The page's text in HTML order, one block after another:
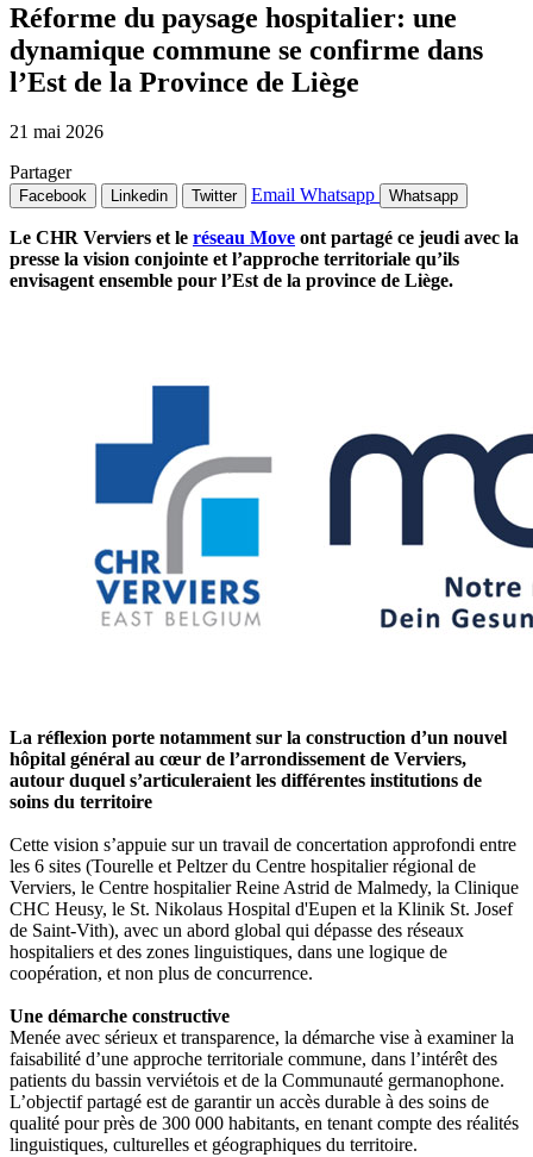
Réforme du paysage hospitalier: une
dynamique commune se confirme dans
l’Est de la Province de Liège
21 mai 2026
Partager
Facebook Linkedin Twitter Email Whatsapp Whatsapp
Le CHR Verviers et le réseau Move ont partagé ce jeudi avec la
presse la vision conjointe et l’approche territoriale qu’ils
envisagent ensemble pour l’Est de la province de Liège.
La réflexion porte notamment sur la construction d’un nouvel
hôpital général au cœur de l’arrondissement de Verviers,
autour duquel s’articuleraient les différentes institutions de
soins du territoire
Cette vision s’appuie sur un travail de concertation approfondi entre
les 6 sites (Tourelle et Peltzer du Centre hospitalier régional de
Verviers, le Centre hospitalier Reine Astrid de Malmedy, la Clinique
CHC Heusy, le St. Nikolaus Hospital d'Eupen et la Klinik St. Josef
de Saint-Vith), avec un abord global qui dépasse des réseaux
hospitaliers et des zones linguistiques, dans une logique de
coopération, et non plus de concurrence.
Une démarche constructive
Menée avec sérieux et transparence, la démarche vise à examiner la
faisabilité d’une approche territoriale commune, dans l’intérêt des
patients du bassin verviétois et de la Communauté germanophone.
L’objectif partagé est de garantir un accès durable à des soins de
qualité pour près de 300 000 habitants, en tenant compte des réalités
linguistiques, culturelles et géographiques du territoire.